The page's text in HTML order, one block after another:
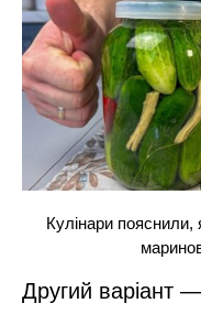
Кулінари пояснили,
Другий варіант